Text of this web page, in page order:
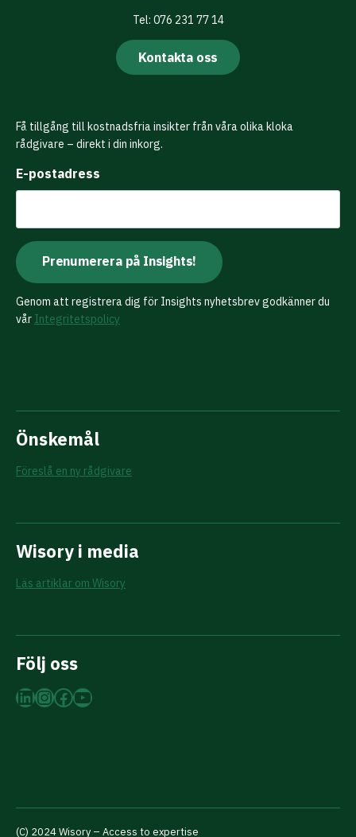
Tel: 076 231 77 14
Kontakta oss
Få tillgång till kostnadsfria insikter från våra olika kloka
rådgivare – direkt i din inkorg.
E-postadress
Genom att registrera dig för Insights nyhetsbrev godkänner du
vår Integritetspolicy
Önskemål
Föreslå en ny rådgivare
Wisory i media
Läs artiklar om Wisory
Följ oss
LinkedIn
Instagram
Facebook
YouTube
(C) 2024 Wisory – Access to expertise